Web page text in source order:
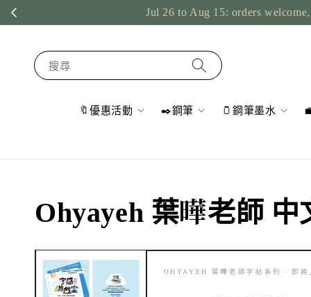
Jul 26 to Aug 15: orders
搜尋
🔖優惠活動 ✒️鋼筆 🫙鋼筆墨水
Ohyayeh 葉曄老師
OHYAYEH 葉曄老師字帖系列 · 即將